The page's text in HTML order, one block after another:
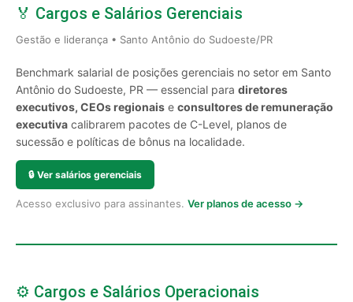
🏅 Cargos e Salários Gerenciais
Gestão e liderança • Santo Antônio do Sudoeste/PR
Benchmark salarial de posições gerenciais no setor em Santo
Antônio do Sudoeste, PR — essencial para diretores
executivos, CEOs regionais e consultores de remuneração
executiva calibrarem pacotes de C-Level, planos de
sucessão e políticas de bônus na localidade.
🔒 Ver salários gerenciais
Acesso exclusivo para assinantes. Ver planos de acesso →
⚙️ Cargos e Salários Operacionais